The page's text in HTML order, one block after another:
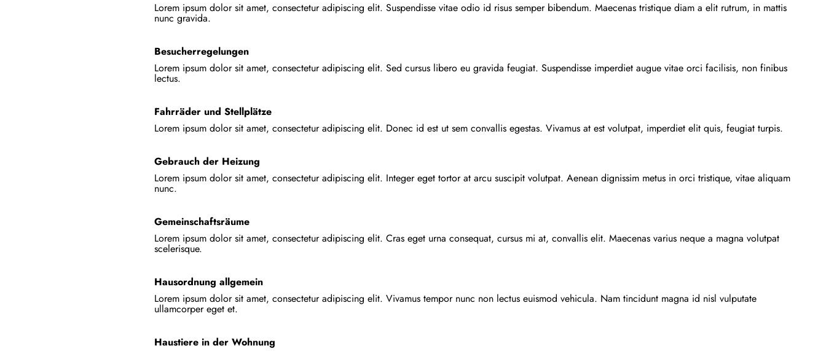
Lorem ipsum dolor sit amet, consectetur adipiscing elit. Suspendisse vitae odio id risus semper bibendum. Maecenas tristique diam a elit rutrum, in mattis
nunc gravida.
Besucherregelungen
Lorem ipsum dolor sit amet, consectetur adipiscing elit. Sed cursus libero eu gravida feugiat. Suspendisse imperdiet augue vitae orci facilisis, non finibus
lectus.
Fahrräder und Stellplätze
Lorem ipsum dolor sit amet, consectetur adipiscing elit. Donec id est ut sem convallis egestas. Vivamus at est volutpat, imperdiet elit quis, feugiat turpis.
Gebrauch der Heizung
Lorem ipsum dolor sit amet, consectetur adipiscing elit. Integer eget tortor at arcu suscipit volutpat. Aenean dignissim metus in orci tristique, vitae aliquam
nunc.
Gemeinschaftsräume
Lorem ipsum dolor sit amet, consectetur adipiscing elit. Cras eget urna consequat, cursus mi at, convallis elit. Maecenas varius neque a magna volutpat
scelerisque.
Hausordnung allgemein
Lorem ipsum dolor sit amet, consectetur adipiscing elit. Vivamus tempor nunc non lectus euismod vehicula. Nam tincidunt magna id nisl vulputate
ullamcorper eget et.
Haustiere in der Wohnung